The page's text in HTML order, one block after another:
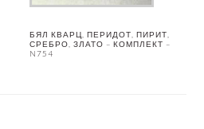
БЯЛ КВАРЦ, ПЕРИДОТ, ПИРИТ,
СРЕБРО, ЗЛАТО – КОМПЛЕКТ –
N754